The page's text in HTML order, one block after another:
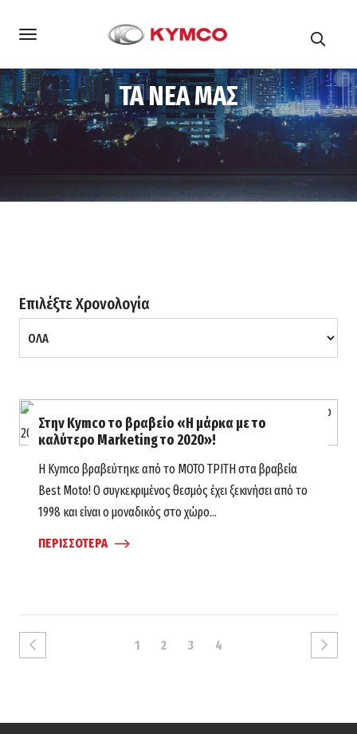
ΤΑ ΝΕΑ ΜΑΣ
Επιλέξτε Χρονολογία
Στην Kymco το βραβείο «Η μάρκα με το
καλύτερο Marketing το 2020»!
Η Kymco βραβεύτηκε από το ΜΟΤΟ ΤΡΙΤΗ στα βραβεία
Best Moto! Ο συγκεκριμένος θεσμός έχει ξεκινήσει από το
1998 και είναι ο μοναδικός στο χώρο...
ΠΕΡΙΣΣΟΤΕΡΑ
1 2 3 4